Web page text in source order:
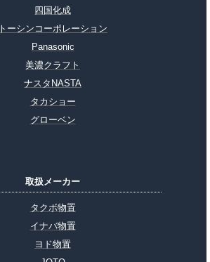
四国化成
トーシンコーポレーション
Panasonic
美濃クラフト
ナスタNASTA
タカショー
グローベン
取扱メーカー
タクボ物置
イナバ物置
ヨド物置